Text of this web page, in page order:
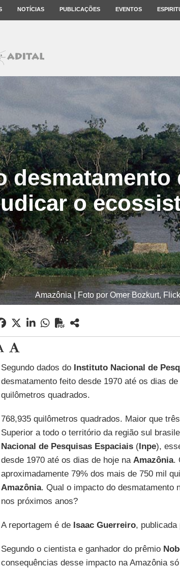
NOTÍCIAS PUBLICAÇÕES EVENTOS
desmatamento
o
Amazônia | Foto por Omer Bozkurt,
Segundo dados do Instituto Nacional de
desmatamento feito desde 1970 até os dias
quilômetros quadrados.
768,935 quilômetros quadrados. Maior que
Superior a todo o território da região sul
Nacional de Pesquisas Espaciais(Inpe),
desde 1970 até os dias de hoje na Amazônia.
aproximadamente 79% dos mais de 750 mil
Amazônia. Qual o impacto do desmatamento
nos próximos anos?
A reportagem é de Isaac Guerreiro, publicada
Segundo o cientista e ganhador do prêmio
consequências desse impacto na Amazônia